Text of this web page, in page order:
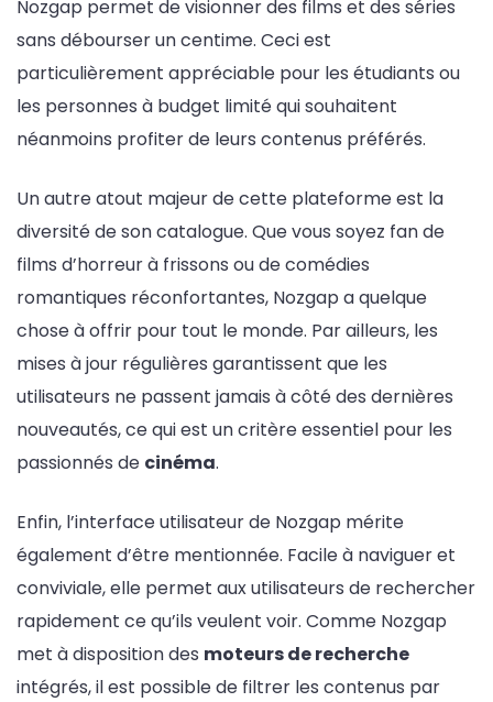
Nozgap permet de visionner des films et des séries
sans débourser un centime. Ceci est
particulièrement appréciable pour les étudiants ou
les personnes à budget limité qui souhaitent
néanmoins profiter de leurs contenus préférés.
Un autre atout majeur de cette plateforme est la
diversité de son catalogue. Que vous soyez fan de
films d’horreur à frissons ou de comédies
romantiques réconfortantes, Nozgap a quelque
chose à offrir pour tout le monde. Par ailleurs, les
mises à jour régulières garantissent que les
utilisateurs ne passent jamais à côté des dernières
nouveautés, ce qui est un critère essentiel pour les
passionnés de cinéma.
Enfin, l’interface utilisateur de Nozgap mérite
également d’être mentionnée. Facile à naviguer et
conviviale, elle permet aux utilisateurs de rechercher
rapidement ce qu’ils veulent voir. Comme Nozgap
met à disposition des moteurs de recherche
intégrés, il est possible de filtrer les contenus par